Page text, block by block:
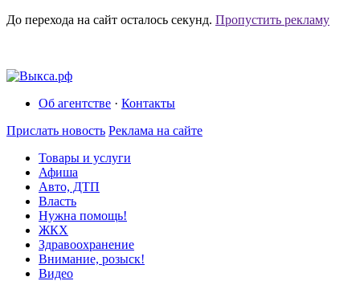
До перехода на сайт осталось секунд. Пропустить рекламу
Об агентстве · Контакты
Прислать новость Реклама на сайте
Товары и услуги
Афиша
Авто, ДТП
Власть
Нужна помощь!
ЖКХ
Здравоохранение
Внимание, розыск!
Видео